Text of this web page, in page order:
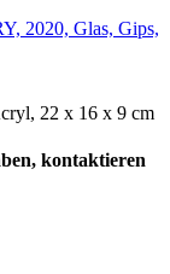
22 x 16 x 9 cm
kontaktieren